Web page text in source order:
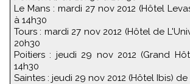
Le Mans : mardi 27 nov 2012 (Hôtel
à 14h30
Tours : mardi 27 nov 2012 (Hôtel de
20h30
Poitiers : jeudi 29 nov 2012 (Grand
14h30
Saintes : jeudi 29 nov 2012 (Hôtel Ibis)